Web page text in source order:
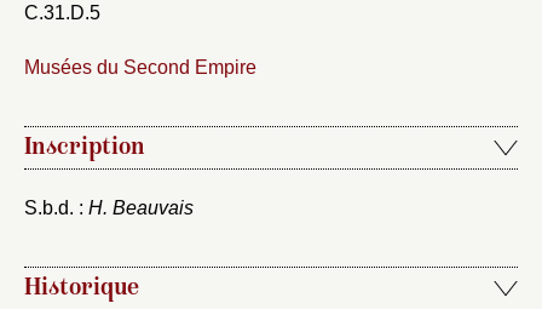
C.31.D.5
Musées du Second Empire
Inscription
S.b.d. : H. Beauvais
Historique